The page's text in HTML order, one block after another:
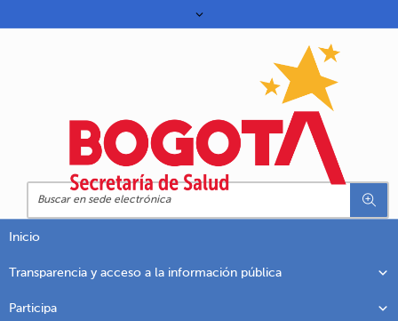
Inicio
Transparencia y acceso a la información pública
Participa